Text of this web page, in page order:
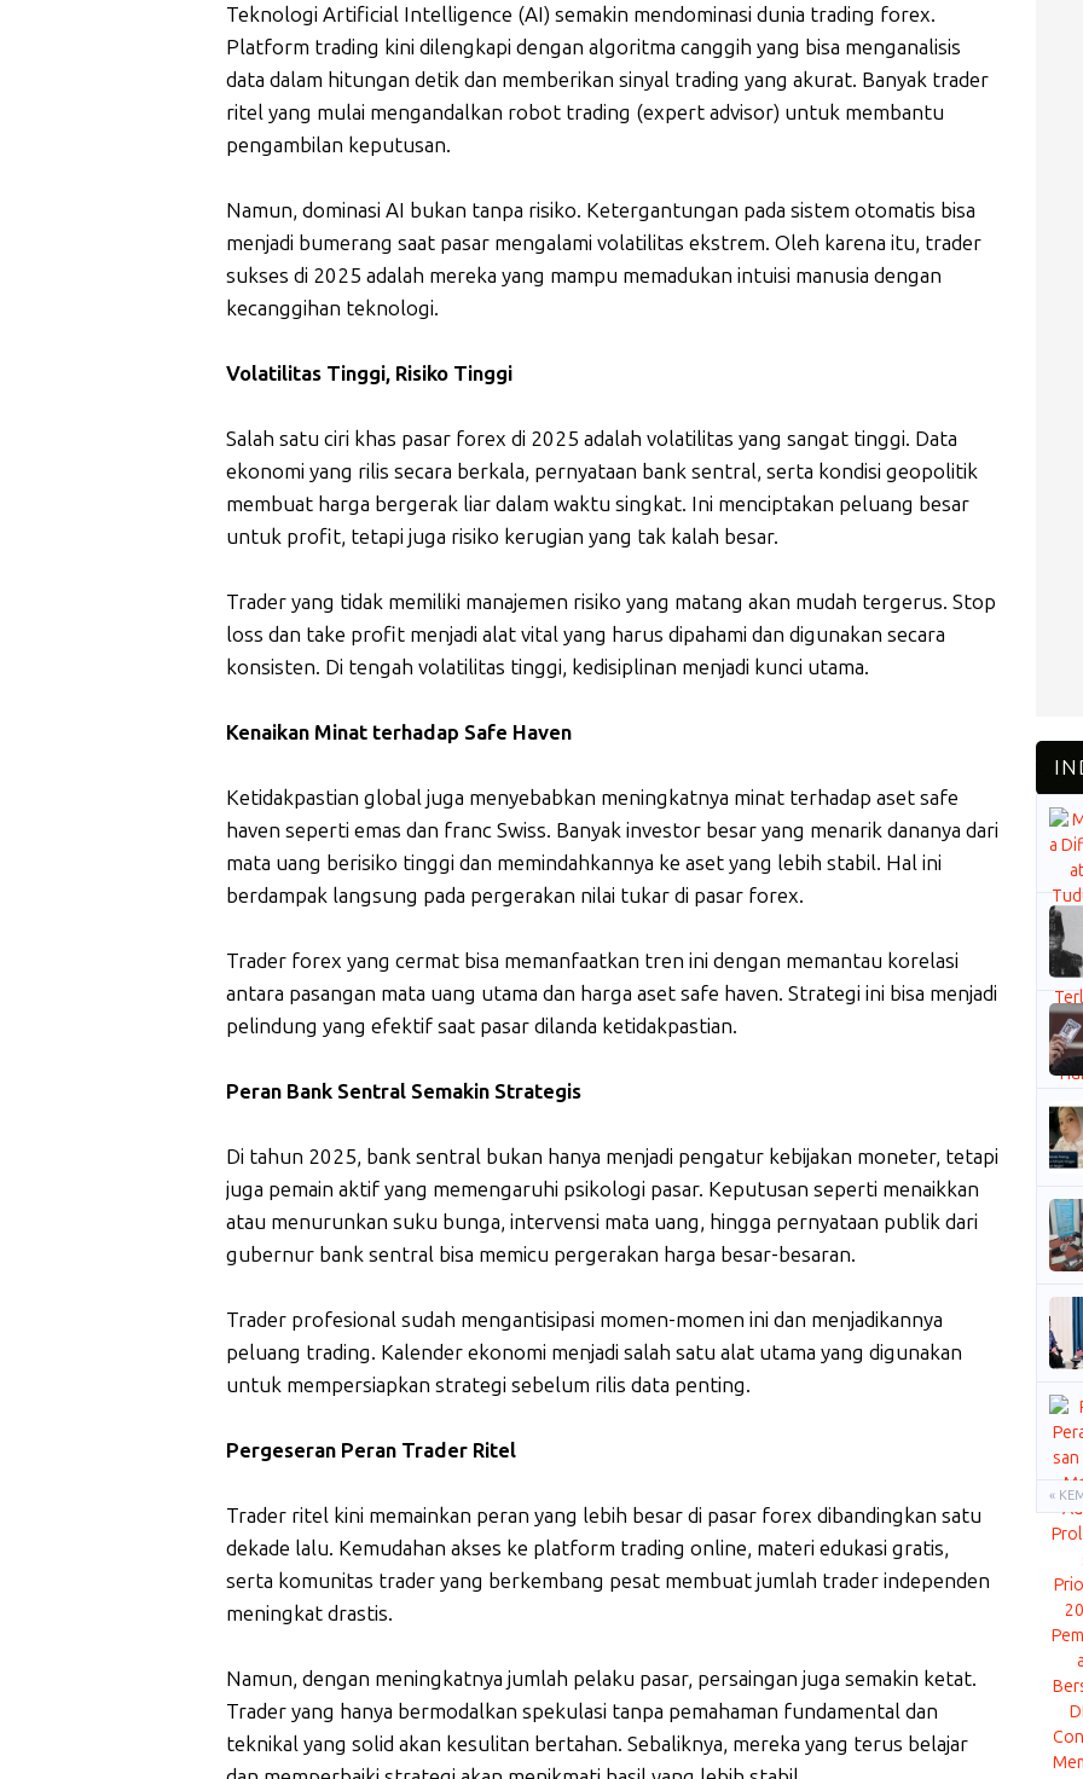
Teknologi Artificial Intelligence (AI) semakin mendominasi dunia trading forex.
Platform trading kini dilengkapi dengan algoritma canggih yang bisa menganalisis
data dalam hitungan detik dan memberikan sinyal trading yang akurat. Banyak trader
ritel yang mulai mengandalkan robot trading (expert advisor) untuk membantu
pengambilan keputusan.
Namun, dominasi AI bukan tanpa risiko. Ketergantungan pada sistem otomatis bisa
menjadi bumerang saat pasar mengalami volatilitas ekstrem. Oleh karena itu, trader
sukses di 2025 adalah mereka yang mampu memadukan intuisi manusia dengan
kecanggihan teknologi.
Volatilitas Tinggi, Risiko Tinggi
Salah satu ciri khas pasar forex di 2025 adalah volatilitas yang sangat tinggi. Data
ekonomi yang rilis secara berkala, pernyataan bank sentral, serta kondisi geopolitik
membuat harga bergerak liar dalam waktu singkat. Ini menciptakan peluang besar
untuk profit, tetapi juga risiko kerugian yang tak kalah besar.
Trader yang tidak memiliki manajemen risiko yang matang akan mudah tergerus. Stop
loss dan take profit menjadi alat vital yang harus dipahami dan digunakan secara
konsisten. Di tengah volatilitas tinggi, kedisiplinan menjadi kunci utama.
Kenaikan Minat terhadap Safe Haven
Ketidakpastian global juga menyebabkan meningkatnya minat terhadap aset safe
haven seperti emas dan franc Swiss. Banyak investor besar yang menarik dananya dari
mata uang berisiko tinggi dan memindahkannya ke aset yang lebih stabil. Hal ini
berdampak langsung pada pergerakan nilai tukar di pasar forex.
Trader forex yang cermat bisa memanfaatkan tren ini dengan memantau korelasi
antara pasangan mata uang utama dan harga aset safe haven. Strategi ini bisa menjadi
pelindung yang efektif saat pasar dilanda ketidakpastian.
Peran Bank Sentral Semakin Strategis
Di tahun 2025, bank sentral bukan hanya menjadi pengatur kebijakan moneter, tetapi
juga pemain aktif yang memengaruhi psikologi pasar. Keputusan seperti menaikkan
atau menurunkan suku bunga, intervensi mata uang, hingga pernyataan publik dari
gubernur bank sentral bisa memicu pergerakan harga besar-besaran.
Trader profesional sudah mengantisipasi momen-momen ini dan menjadikannya
peluang trading. Kalender ekonomi menjadi salah satu alat utama yang digunakan
untuk mempersiapkan strategi sebelum rilis data penting.
Pergeseran Peran Trader Ritel
Trader ritel kini memainkan peran yang lebih besar di pasar forex dibandingkan satu
dekade lalu. Kemudahan akses ke platform trading online, materi edukasi gratis,
serta komunitas trader yang berkembang pesat membuat jumlah trader independen
meningkat drastis.
Namun, dengan meningkatnya jumlah pelaku pasar, persaingan juga semakin ketat.
Trader yang hanya bermodalkan spekulasi tanpa pemahaman fundamental dan
teknikal yang solid akan kesulitan bertahan. Sebaliknya, mereka yang terus belajar
«